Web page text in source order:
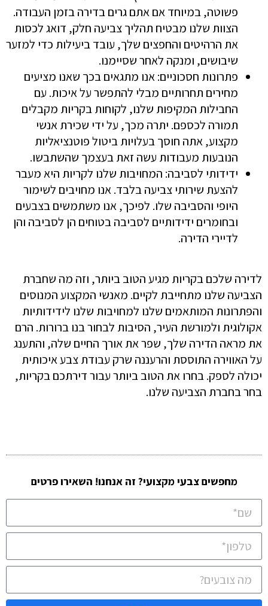
פשוטה, במיוחד אם אתם גרים בדירה בזמן העבודה.
הצוות שלנו מבטיח תהליך צביעה חלק, דואג לכסות
את הרהיטים והחפצים שלך, עובד ביעילות כדי למזער
שיבושים, ומנקה לאחר שסיימנו.
פתרונות חסכוניים: אנו מתגאים בכך שאנו מציעים
מחירים תחרותיים מבלי להתפשר על איכות. עם
החבילות המקיפות שלנו, לקוחות בקריות מקבלים
תמורה לכספם. יתרה מכך, על ידי שכירת אנשי
מקצוע, אתה חוסך בעלויות ביטול פוטנציאליות
הנובעות מעבודות עשה זאת בעצמך שהשתבשו.
ידידותי לסביבה: המחויבות שלנו לקריות היא מעבר
להצעת שירותי צביעה בלבד. אנו מחויבים לשימור
היופי והסביבה שלו. לפיכך, אנו משתמשים בצבעים
ובחומרים ידידותיים לסביבה בטוחים הן לסביבה והן
לדיירי הדירה.
לדירה שלכם בקריות מגיע הטוב ביותר, וזה מה שחברת
הצביעה שלנו מתחייבת לקיים. מאנשי המקצוע המנוסים
והפתרונות המותאמים שלנו למחויבות שלנו לידידותיות
אקולוגית ולמורשת העיר, הסיבות לבחור בנו ברורות. הרם
את מראה הדירה שלך, שפר את אורך החיים שלה, והתענג
על האווירה התוססת והרעננה שרק עבודת צבע איכותית
יכולה לספק. בחרו את הטוב ביותר עבור דירתכם בקריות,
בחר בחברת הצביעה שלנו.
מחפשים צבעי מקצועי? זה אנחנו! השאירו פרטים